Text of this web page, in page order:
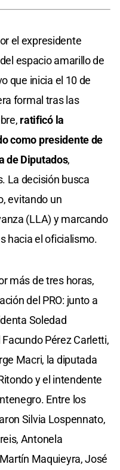
el expresidente
espacio amarillo de
que inicia el 10 de
formal tras las
ratificó la
como presidente de
de Diputados,
La decisión busca
evitando un
(LLA) y marcando
hacia el oficialismo.
más de tres horas,
del PRO: junto a
Soledad
Pérez Carletti,
Macri, la diputada
y el intendente
Entre los
Silvia Lospennato,
Antonela
Maquieyra, José